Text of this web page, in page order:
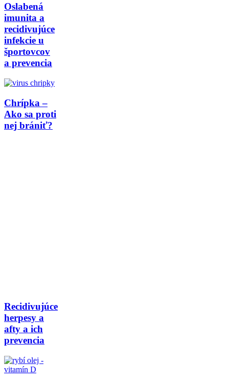
Oslabená
imunita a
recidivujúce
infekcie u
športovcov
a prevencia
Chrípka –
Ako sa proti
nej brániť?
Recidivujúce
herpesy a
afty a ich
prevencia